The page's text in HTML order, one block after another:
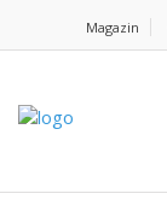
Magazin